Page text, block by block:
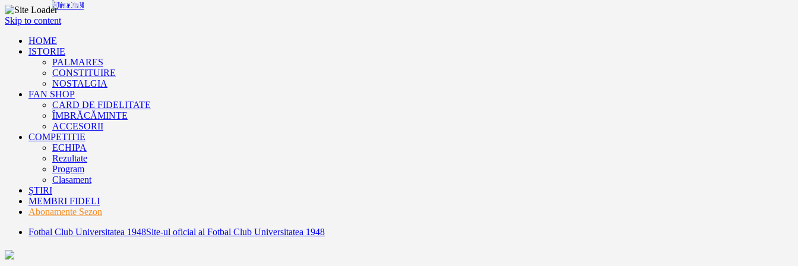
Skip to content
HOME
ISTORIE
PALMARES
CONSTITUIRE
NOSTALGIA
FAN SHOP
CARD DE FIDELITATE
ÎMBRĂCĂMINTE
ACCESORII
COMPETITIE
ECHIPA
Rezultate
Program
Clasament
ȘTIRI
MEMBRI FIDELI
Abonamente Sezon
Fotbal Club Universitatea 1948Site-ul oficial al Fotbal Club Universitatea 1948